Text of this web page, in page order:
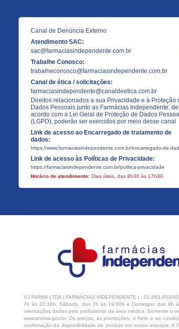
Canal de Denúncia Externo
Atendimento SAC:
sac@farmaciasindependente.com.br
Trabalhe Conosco:
trabalheconosco@farmaciasindependente.com.br
Canal de ética / solicitações:
farmaciasindependente@canaldeetica.com.br
Direitos relacionados a sua Privacidade e à Proteção
Dados Pessoais junto as Farmácias Independente, de
acordo com a Lei Geral de Proteção de Dados
(LGPD), poderão ser exercidos por meio desse canal
Link de acesso ao Encarregado de tratamento de
dados:
https://www.farmaciasindependente.com.br/encarregado-de-
Link de acesso às Políticas de Privacidade:
https://farmaciasindependente.com.br/politica-privacidade
Horário de atendimento: Dias úteis, das 8h30 às 17h30
VJ FARMA LTDA | FARMÁCIAS INDEPENDENTE | :
7h às 20:30h, Sábado, das 7h às 19:00h e Domingos das 8h
orientações dadas pelo profissional da área médica. Somente o
www.anvisa.gov.br. Os preços, as promoções, o frete e as
confirmação da disponibilidade de produto em nosso estoque.